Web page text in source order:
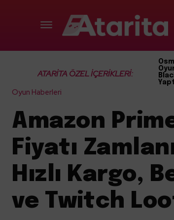
ATARİTA ÖZEL İÇERİKLERİ:
Oyun Haberleri
Amazon
Fiyatı
Hızlı Kargo,
ve Twitch